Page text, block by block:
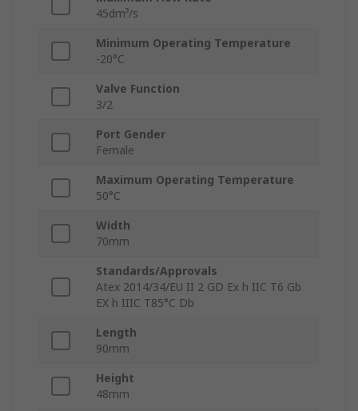
45dm³/s
Minimum Operating Temperature
-20°C
Valve Function
3/2
Port Gender
Female
Maximum Operating Temperature
50°C
Width
70mm
Standards/Approvals
Atex 2014/34/EU II 2 GD Ex h IIC T6 Gb
EX h IIIC T85°C Db
Length
90mm
Height
48mm